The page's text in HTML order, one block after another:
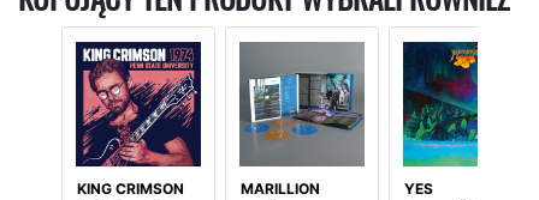
KING CRIMSON
MARILLION
YES